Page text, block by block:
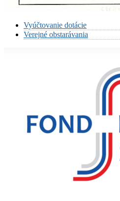
Vyúčtovanie dotácie
Verejné obstarávania